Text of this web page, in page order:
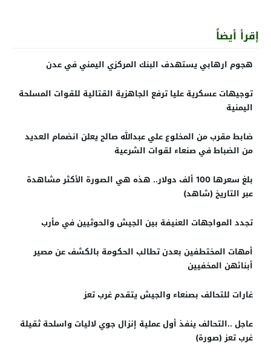
إقرأ أيضاً
هجوم ارهابي يستهدف البنك المركزي اليمني في عدن
توجيهات عسكرية عليا ترفع الجاهزية القتالية للقوات المسلحة
اليمنية
ضابط مقرب من المخلوع علي عبدالله صالح يعلن انضمام العديد
من الضباط في صنعاء لقوات الشرعية
بلغ سعرها 100 ألف دولار.. هذه هي الصورة الأكثر مشاهدة
عبر التاريخ (شاهد)
تجدد المواجهات العنيفة بين الجيش والحوثيين في مأرب
أمهات المختطفين بعدن تطالب الحكومة بالكشف عن مصير
أبنائهن المخفيين
غارات للتحالف بصنعاء والجيش يتقدم غرب تعز
عاجل ..التحالف ينفذ أول عملية إنزال جوي لاليات واسلحة ثقيلة
غرب تعز (صورة)